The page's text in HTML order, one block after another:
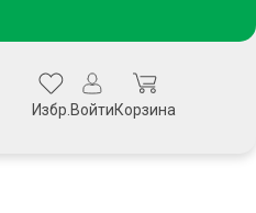
Избр. ВойтиКорзина